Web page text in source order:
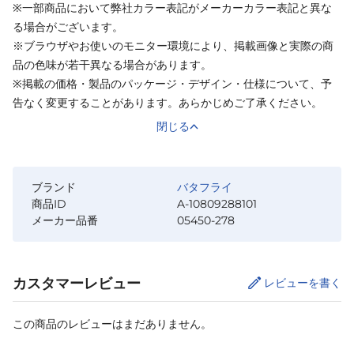
※一部商品において弊社カラー表記がメーカーカラー表記と異な
る場合がございます。
※ブラウザやお使いのモニター環境により、掲載画像と実際の商
品の色味が若干異なる場合があります。
※掲載の価格・製品のパッケージ・デザイン・仕様について、予
告なく変更することがあります。あらかじめご了承ください。
閉じる
ブランド
バタフライ
商品ID
A-10809288101
メーカー品番
05450-278
カスタマーレビュー レビューを書く
この商品のレビューはまだありません。